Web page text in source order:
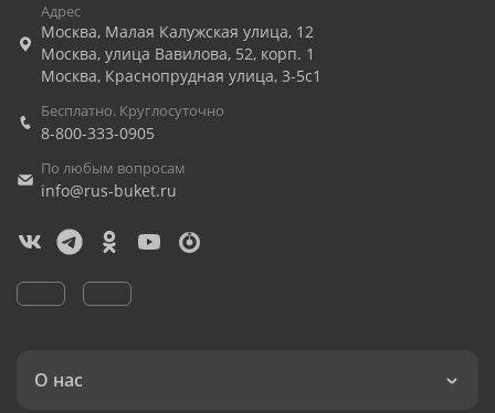
Адрес
Москва, Малая Калужская улица, 12
Москва, улица Вавилова, 52, корп. 1
Москва, Краснопрудная улица, 3-5с1
Бесплатно. Круглосуточно
8-800-333-0905
По любым вопросам
info@rus-buket.ru
О нас